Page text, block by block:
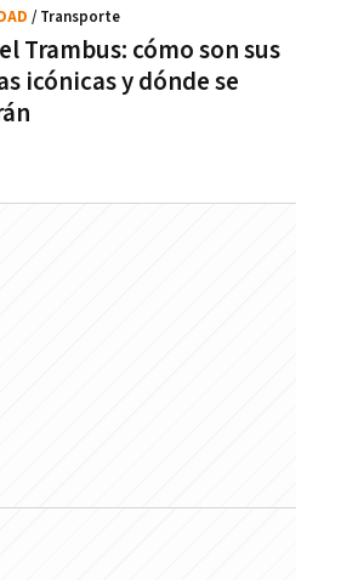
Trambus: cómo son sus
icónicas y dónde se
/ Transporte